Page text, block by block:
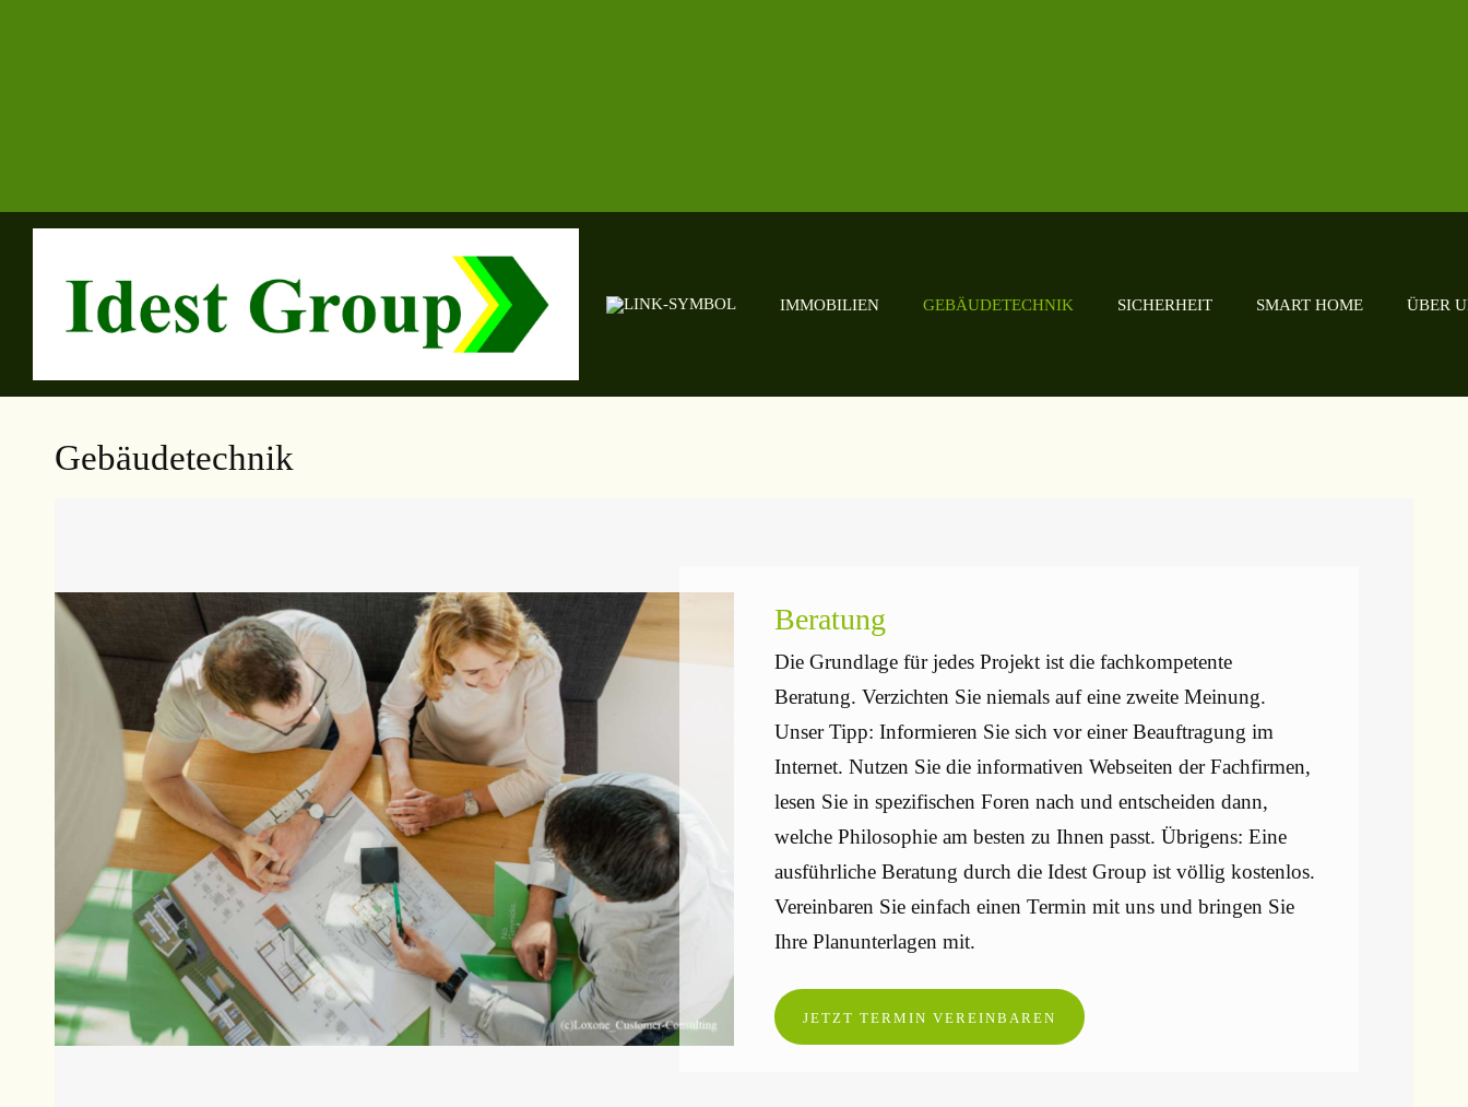
IMMOBILIEN GEBÄUDETECHNIK SICHERHEIT SMART HOME ÜBER
Gebäudetechnik
Beratung
Die Grundlage für jedes Projekt ist die fachkompetente
Beratung. Verzichten Sie niemals auf eine zweite Meinung.
Unser Tipp: Informieren Sie sich vor einer Beauftragung im
Internet. Nutzen Sie die informativen Webseiten der Fachfirmen,
lesen Sie in spezifischen Foren nach und entscheiden dann,
welche Philosophie am besten zu Ihnen passt. Übrigens: Eine
ausführliche Beratung durch die Idest Group ist völlig kostenlos.
Vereinbaren Sie einfach einen Termin mit uns und bringen Sie
Ihre Planunterlagen mit.
JETZT TERMIN VEREINBAREN